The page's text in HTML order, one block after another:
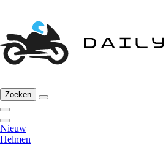
Zoeken
Nieuw
Helmen